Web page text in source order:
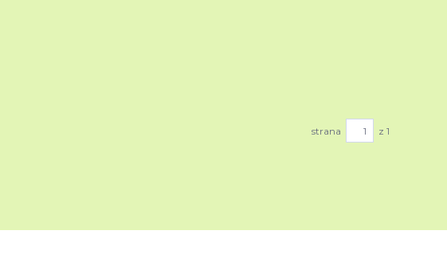
strana z 1